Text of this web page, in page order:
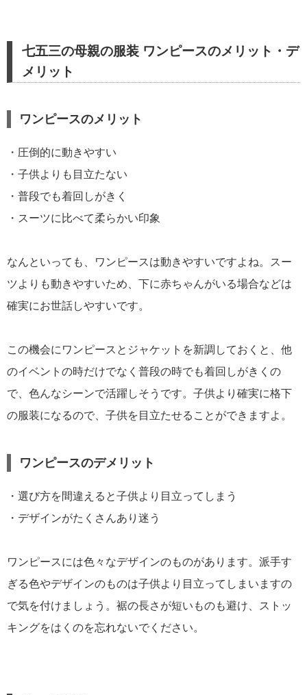
七五三の母親の服装 ワンピースのメリット・デ
メリット
ワンピースのメリット
・圧倒的に動きやすい
・子供よりも目立たない
・普段でも着回しがきく
・スーツに比べて柔らかい印象
なんといっても、ワンピースは動きやすいですよね。スー
ツよりも動きやすいため、下に赤ちゃんがいる場合などは
確実にお世話しやすいです。
この機会にワンピースとジャケットを新調しておくと、他
のイベントの時だけでなく普段の時でも着回しがきくの
で、色んなシーンで活躍しそうです。子供より確実に格下
の服装になるので、子供を目立たせることができますよ。
ワンピースのデメリット
・選び方を間違えると子供より目立ってしまう
・デザインがたくさんあり迷う
ワンピースには色々なデザインのものがあります。派手す
ぎる色やデザインのものは子供より目立ってしまいますの
で気を付けましょう。裾の長さが短いものも避け、ストッ
キングをはくのを忘れないでください。